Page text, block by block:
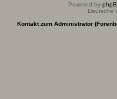
Powered by
Deutsche
Kontakt zum Administrator